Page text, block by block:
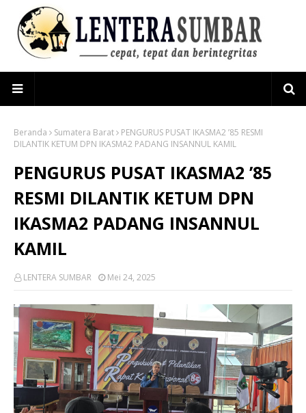
Beranda Sumatera Barat
PENGURUS PUSAT IKASMA2 ’85 RESMI
DILANTIK KETUM DPN IKASMA2 PADANG INSANNUL KAMIL
PENGURUS PUSAT IKASMA2 ’85
RESMI DILANTIK KETUM DPN
IKASMA2 PADANG INSANNUL
KAMIL
LENTERA SUMBAR Mei 24, 2025